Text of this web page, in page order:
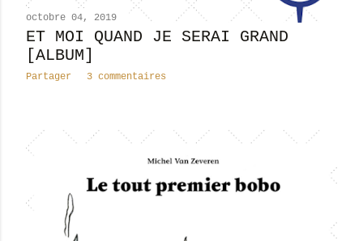
octobre 04, 2019
ET MOI QUAND JE SERAI GRAND
[ALBUM]
Partager 3 commentaires